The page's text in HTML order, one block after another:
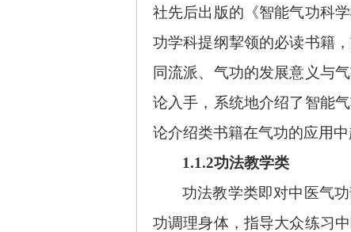
社先后出版的《智能气功科
功学科提纲挈领的必读书籍
同流派、气功的发展意义与
论入手，系统地介绍了智能
论介绍类书籍在气功的应用
1.1.2功法教学类
功法教学类即对中医气
功调理身体，指导大众练习